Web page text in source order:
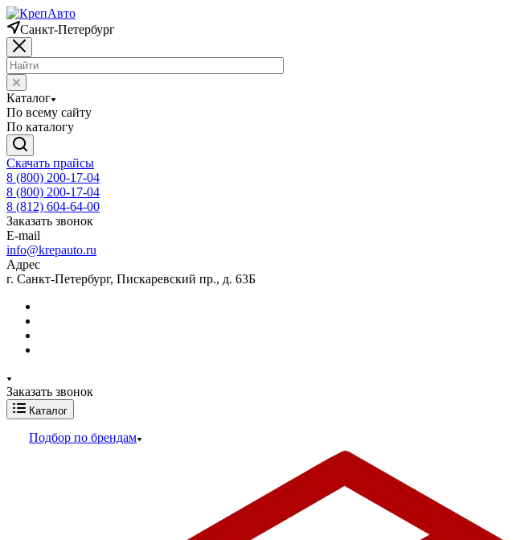
Санкт-Петербург
Каталог
По всему сайту
По каталогу
Скачать прайсы
8 (800) 200-17-04
8 (800) 200-17-04
8 (812) 604-64-00
Заказать звонок
E-mail
info@krepauto.ru
Адрес
г. Санкт-Петербург, Пискаревский пр., д. 63Б
Заказать звонок
Каталог
Подбор по брендам